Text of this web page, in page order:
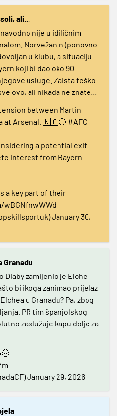
ali...
nije u idiličnim
Norvežanin (ponovno
u klubu, a situaciju
koji bi dao oko 90
usluge. Zaista teško
ovo, ali nikada ne znate...
between Martin
at Arsenal. 🇳🇴🔴 #AFC
a potential exit
interest from Bayern
a key part of their
January 30,
Granadu
Diaby zamijenio je Elche
bi ikoga zanimao prijelaz
u Granadu? Pa, zbog
PR tim španjolskog
zaslužuje kapu dolje za
January 29, 2026